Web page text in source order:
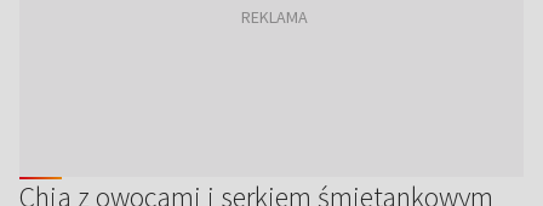
Chia z owocami i serkiem śmietankowym